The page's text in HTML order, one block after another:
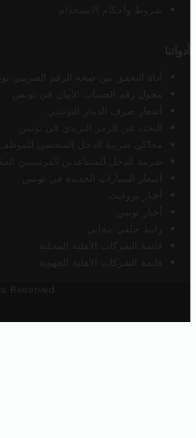
شروط وأحكام الاستخدام
أدواتنا
أداة التحقق من صحة الرقم الضريبي
محول رقم الحساب الآيبان في تونس
أسعار صرف الدينار التونسي
البحث عن الرمز البريدي في تونس
محاكي ضريبة الدخل الشخصي للموظف/
ضريبة الدخل للمتقاعدين الفرنسيين
أسعار السيارات الجديدة في تونس
أخبار تروفيت
أخبار تونس
رابط خلفي مجاني
قائمة الشركات الأهلية المحلية
قائمة الشركات الأهلية الجهوية
Reserved.